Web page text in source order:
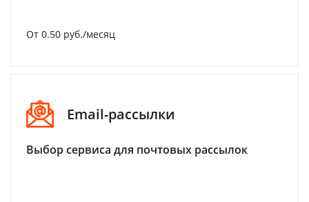
От 0.50 руб./месяц
Email-рассылки
Выбор сервиса для почтовых рассылок